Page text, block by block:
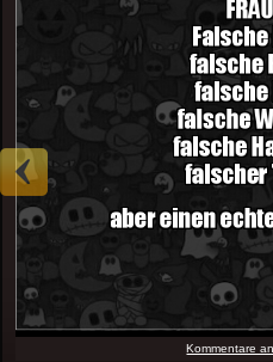
Kommentare